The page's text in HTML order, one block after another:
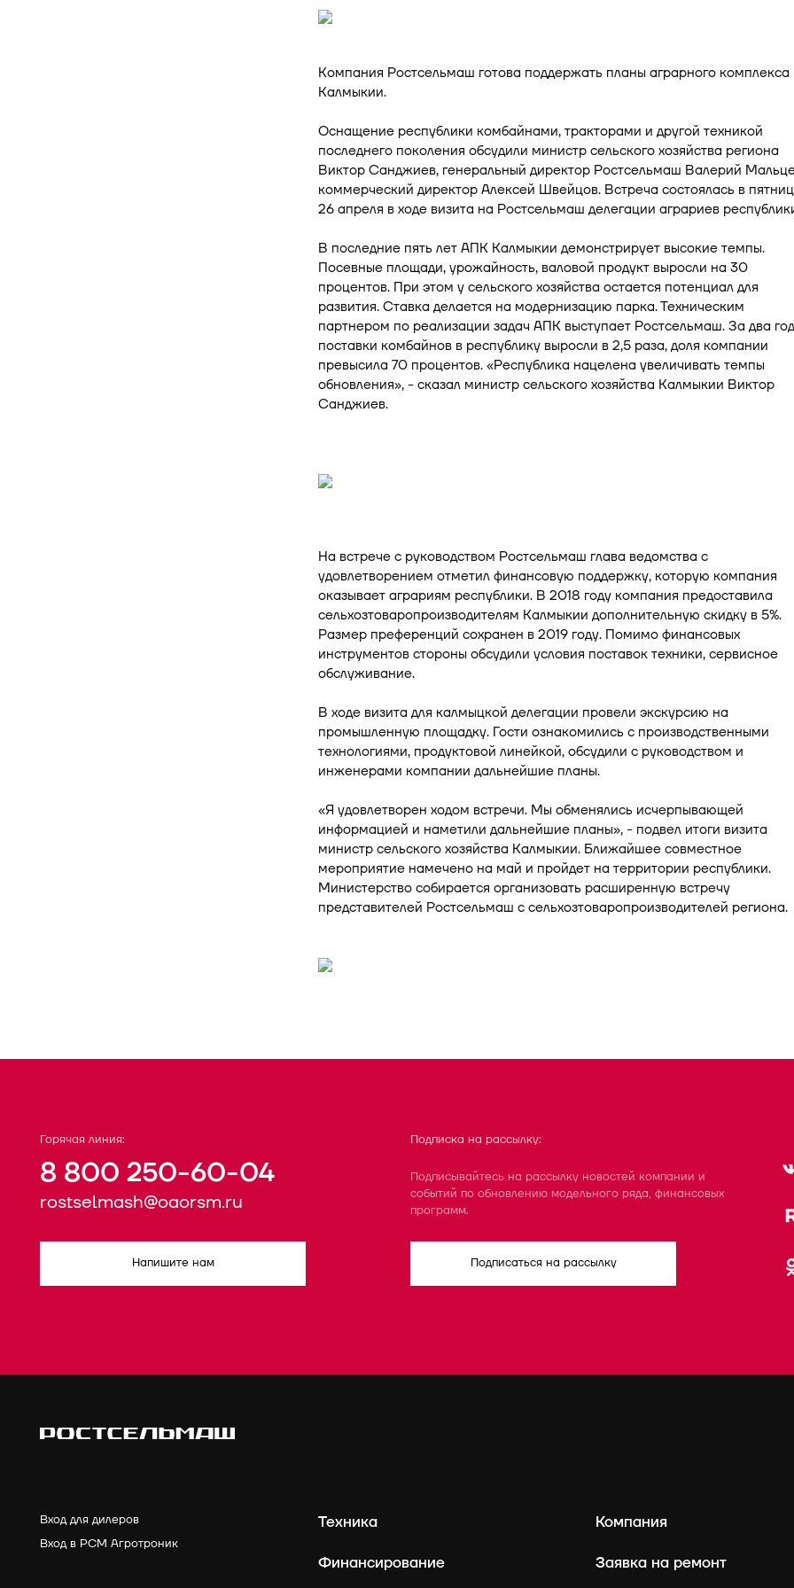
Компания Ростсельмаш готова поддержать планы аграрного комплекса
Калмыкии.
Оснащение республики комбайнами, тракторами и другой техникой
последнего поколения обсудили министр сельского хозяйства региона
Виктор Санджиев, генеральный директор Ростсельмаш Валерий
коммерческий директор Алексей Швейцов. Встреча состоялась в
26 апреля в ходе визита на Ростсельмаш делегации аграриев
В последние пять лет АПК Калмыкии демонстрирует высокие темпы.
Посевные площади, урожайность, валовой продукт выросли на 30
процентов. При этом у сельского хозяйства остается потенциал для
развития. Ставка делается на модернизацию парка. Техническим
партнером по реализации задач АПК выступает Ростсельмаш. За два
поставки комбайнов в республику выросли в 2,5 раза, доля компании
превысила 70 процентов. «Республика нацелена увеличивать темпы
обновления», - сказал министр сельского хозяйства Калмыкии Виктор
Санджиев.
На встрече с руководством Ростсельмаш глава ведомства с
удовлетворением отметил финансовую поддержку, которую компания
оказывает аграриям республики. В 2018 году компания предоставила
сельхозтоваропроизводителям Калмыкии дополнительную скидку в 5%.
Размер преференций сохранен в 2019 году. Помимо финансовых
инструментов стороны обсудили условия поставок техники, сервисное
обслуживание.
В ходе визита для калмыцкой делегации провели экскурсию на
промышленную площадку. Гости ознакомились с производственными
технологиями, продуктовой линейкой, обсудили с руководством и
инженерами компании дальнейшие планы.
«Я удовлетворен ходом встречи. Мы обменялись исчерпывающей
информацией и наметили дальнейшие планы», - подвел итоги визита
министр сельского хозяйства Калмыкии. Ближайшее совместное
мероприятие намечено на май и пройдет на территории республики.
Министерство собирается организовать расширенную встречу
представителей Ростсельмаш с сельхозтоваропроизводителей региона.
Горячая линия:
8 800 250-60-04
rostselmash@oaorsm.ru
Напишите нам
Подписка на рассылку:
Подписывайтесь на рассылку новостей компании и
событий по обновлению модельного ряда, финансовых
программ.
Подписаться на рассылку
Вход для дилеров
Вход в РСМ Агротроник
Техника
Финансирование
Компания
Заявка на ремонт